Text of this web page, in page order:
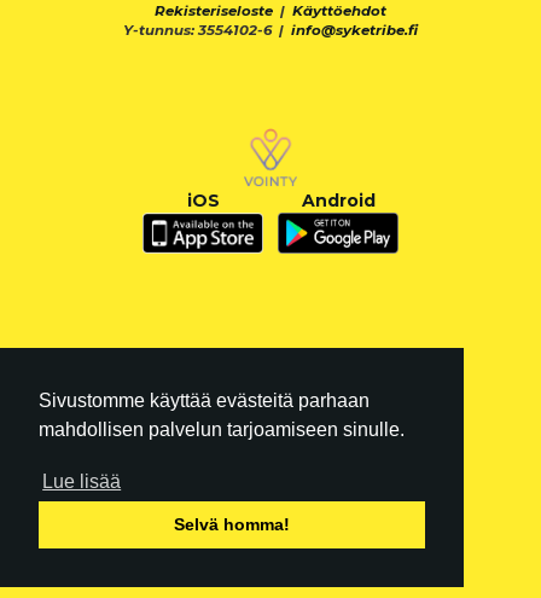
Sivustomme käyttää evästeitä parhaan
mahdollisen palvelun tarjoamiseen sinulle.
Lue lisää
Selvä homma!
Rekisteriseloste | Käyttöehdot
Y-tunnus: 3554102-6 | info@syketribe.fi
iOS Android